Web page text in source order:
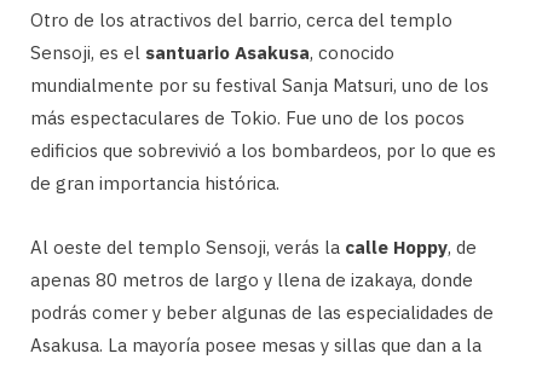
Otro de los atractivos del barrio, cerca del templo
Sensoji, es el santuario Asakusa, conocido
mundialmente por su festival Sanja Matsuri, uno de los
más espectaculares de Tokio. Fue uno de los pocos
edificios que sobrevivió a los bombardeos, por lo que es
de gran importancia histórica.
Al oeste del templo Sensoji, verás la calle Hoppy, de
apenas 80 metros de largo y llena de izakaya, donde
podrás comer y beber algunas de las especialidades de
Asakusa. La mayoría posee mesas y sillas que dan a la